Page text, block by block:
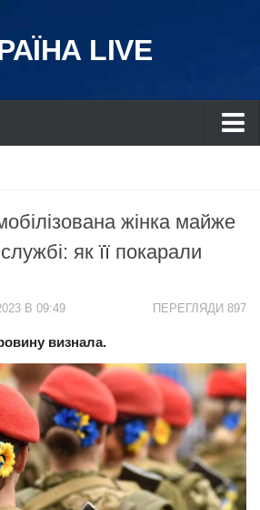
LIVE
жінка майже
як її покарали
ПЕРЕГЛЯДИ 897
В 09:49
визнала.